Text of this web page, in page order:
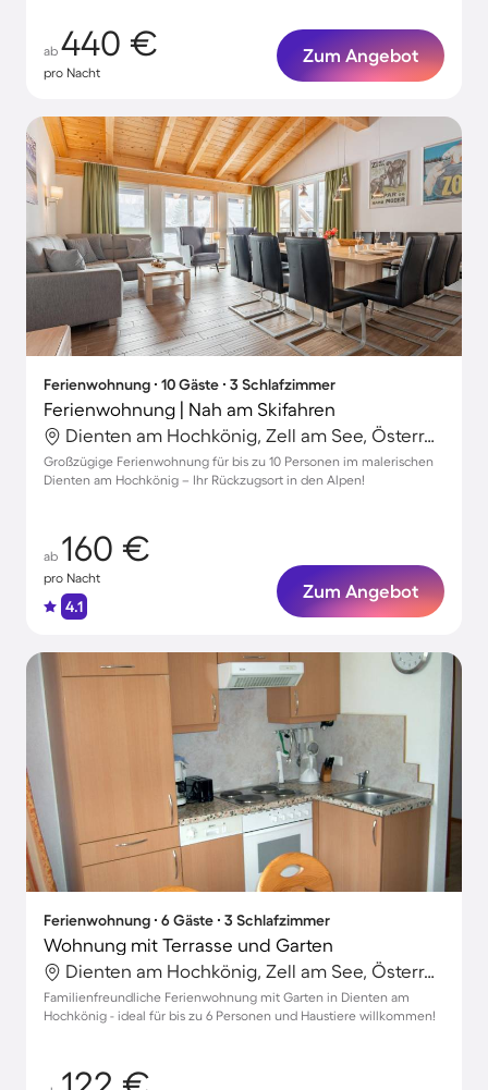
ab 440 €
pro Nacht
Zum Angebot
Ferienwohnung ∙ 10 Gäste ∙ 3 Schlafzimmer
Ferienwohnung | Nah am Skifahren
Dienten am Hochkönig, Zell am See, Österreich
Großzügige Ferienwohnung für bis zu 10 Personen im malerischen
Dienten am Hochkönig – Ihr Rückzugsort in den Alpen!
ab 160 €
pro Nacht
4.1
Zum Angebot
Ferienwohnung ∙ 6 Gäste ∙ 3 Schlafzimmer
Wohnung mit Terrasse und Garten
Dienten am Hochkönig, Zell am See, Österreich
Familienfreundliche Ferienwohnung mit Garten in Dienten am
Hochkönig - ideal für bis zu 6 Personen und Haustiere willkommen!